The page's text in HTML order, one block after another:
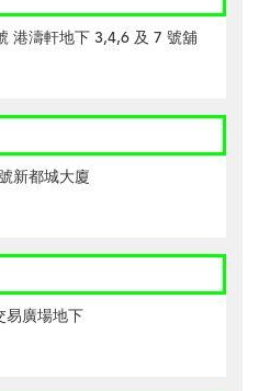
港濤軒地下 3,4,6 及 7 號舖
新都城大廈
易廣場地下